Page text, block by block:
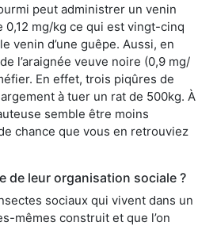
peut administrer un venin
0,12 mg/kg ce qui est vingt-cinq
venin d’une guêpe. Aussi, en
l’araignée veuve noire (0,9 mg/
En effet, trois piqûres de
à tuer un rat de 500kg. À
semble être moins
chance que vous en retrouviez
de leur organisation sociale ?
sociaux qui vivent dans un
mêmes construit et que l’on